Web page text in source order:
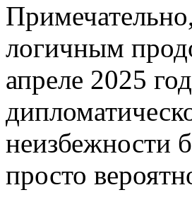
логичным
апреле 2025
неизбежности
просто